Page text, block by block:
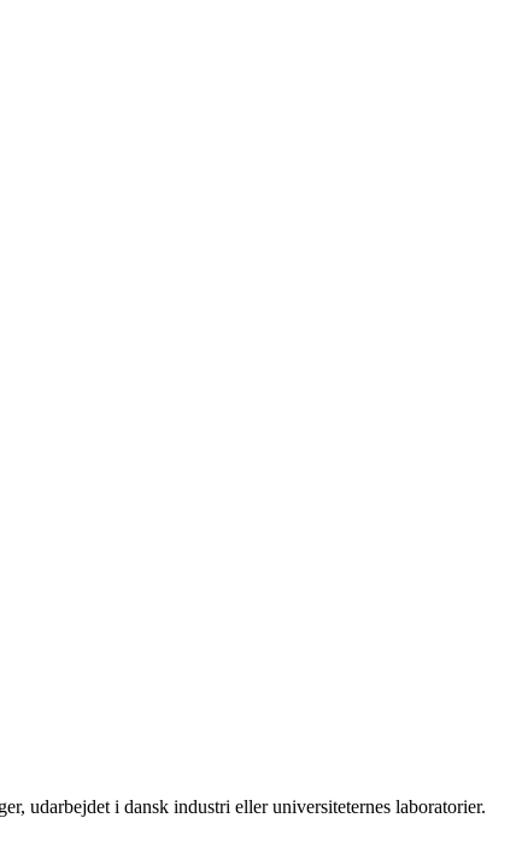
udarbejdet i dansk industri eller universiteternes laboratorier.